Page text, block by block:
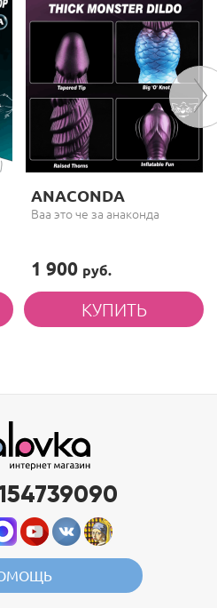
ANACONDA
Ваа это че за анаконда
1 900 руб.